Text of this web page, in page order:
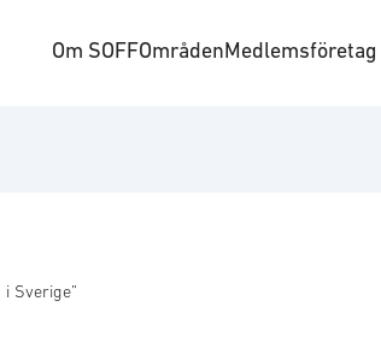
Om SOFFOmrådenMedlemsföretag
Sverige”